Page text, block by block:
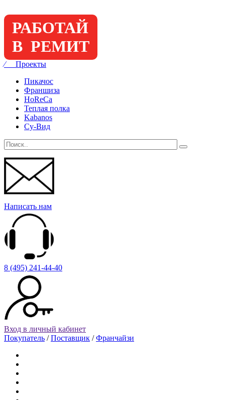
РАБОТАЙ
В РЕМИТ
⁄ Проекты
Пикачос
Франшиза
HoReCa
Теплая полка
Kabanos
Су-Вид
Написать нам
8 (495) 241-44-40
Вход в личный кабинет
Покупатель /Поставщик /Франчайзи